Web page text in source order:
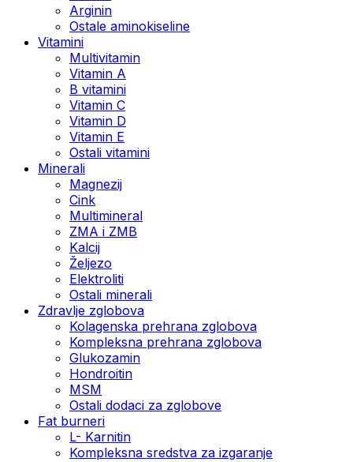
Arginin
Ostale aminokiseline
Vitamini
Multivitamin
Vitamin A
B vitamini
Vitamin C
Vitamin D
Vitamin E
Ostali vitamini
Minerali
Magnezij
Cink
Multimineral
ZMA i ZMB
Kalcij
Željezo
Elektroliti
Ostali minerali
Zdravlje zglobova
Kolagenska prehrana zglobova
Kompleksna prehrana zglobova
Glukozamin
Hondroitin
MSM
Ostali dodaci za zglobove
Fat burneri
L- Karnitin
Kompleksna sredstva za izgaranje